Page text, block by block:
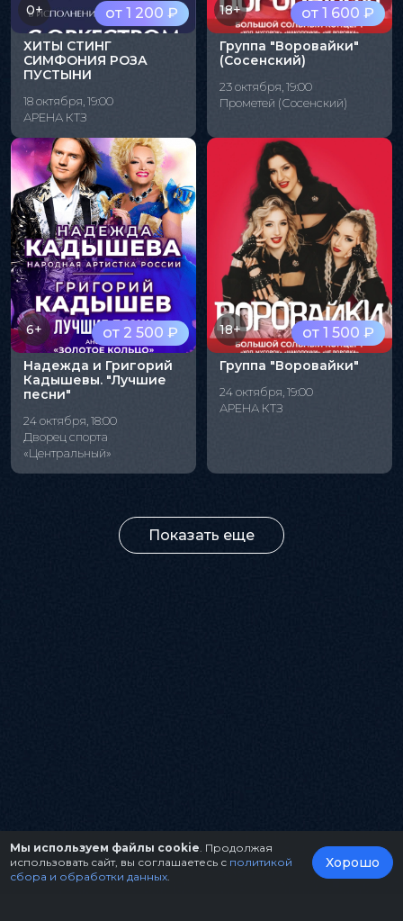
от 1 200 ₽
0+
ХИТЫ СТИНГ
СИМФОНИЯ РОЗА
ПУСТЫНИ
18 октября, 19:00
АРЕНА КТЗ
от 1 600 ₽
18+
Группа "Воровайки"
(Сосенский)
23 октября, 19:00
Прометей (Сосенский)
от 2 500 ₽
6+
Надежда и Григорий
Кадышевы. "Лучшие
песни"
24 октября, 18:00
Дворец спорта
«Центральный»
от 1 500 ₽
18+
Группа "Воровайки"
24 октября, 19:00
АРЕНА КТЗ
Показать еще
Мы используем файлы cookie . Продолжая
использовать сайт, вы соглашаетесь с политикой
сбора и обработки данных
Хорошо